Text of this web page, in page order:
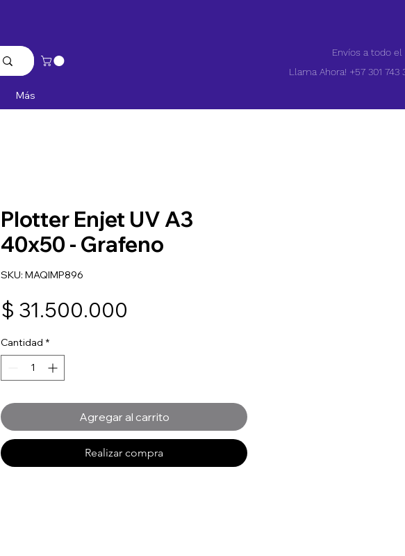
Envíos a todo el
Llama Ahora! +57 301 743
Más
Plotter Enjet UV A3
40x50 - Grafeno
SKU: MAQIMP896
$ 31.500.000
Cantidad *
Agregar al carrito
Realizar compra